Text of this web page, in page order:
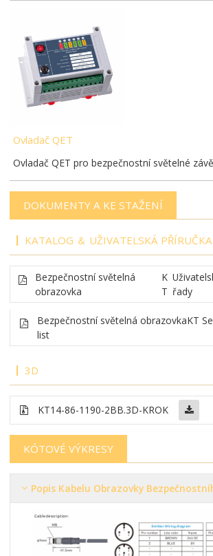
Ovladač QET
Ovladač QET pro bezpečnostní světelné
DOKUMENTY A KE STAŽENÍ
KATALOG ＆ UŽIVATELSKÁ PŘÍRUČKA
Bezpečnostní světelná
obrazovka
K
T řady
Bezpečnostní světelná obrazovkaKT
list
3D
KT14-86-1190-2BB.3D-KROK
KÓTOVÉ VÝKRESY
Popis Kabelu Obrazovky